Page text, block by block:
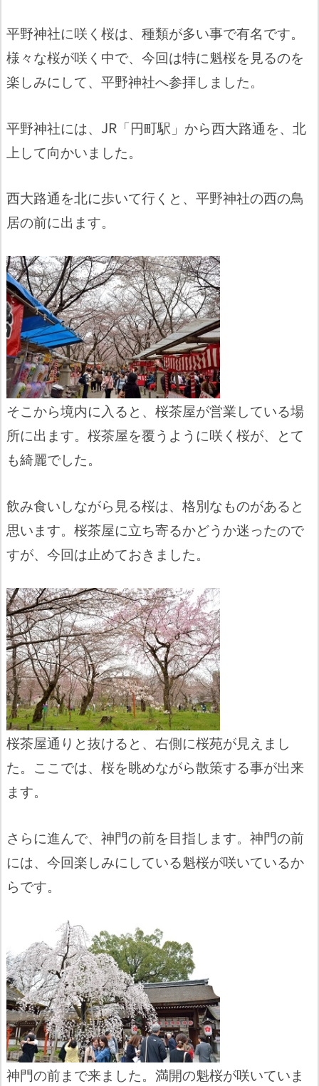
平野神社に咲く桜は、種類が多い事で有名です。
様々な桜が咲く中で、今回は特に魁桜を見るのを
楽しみにして、平野神社へ参拝しました。
平野神社には、JR「円町駅」から西大路通を、北
上して向かいました。
西大路通を北に歩いて行くと、平野神社の西の鳥
居の前に出ます。
そこから境内に入ると、桜茶屋が営業している場
所に出ます。桜茶屋を覆うように咲く桜が、とて
も綺麗でした。
飲み食いしながら見る桜は、格別なものがあると
思います。桜茶屋に立ち寄るかどうか迷ったので
すが、今回は止めておきました。
桜茶屋通りと抜けると、右側に桜苑が見えまし
た。ここでは、桜を眺めながら散策する事が出来
ます。
さらに進んで、神門の前を目指します。神門の前
には、今回楽しみにしている魁桜が咲いているか
らです。
神門の前まで来ました。満開の魁桜が咲いていま